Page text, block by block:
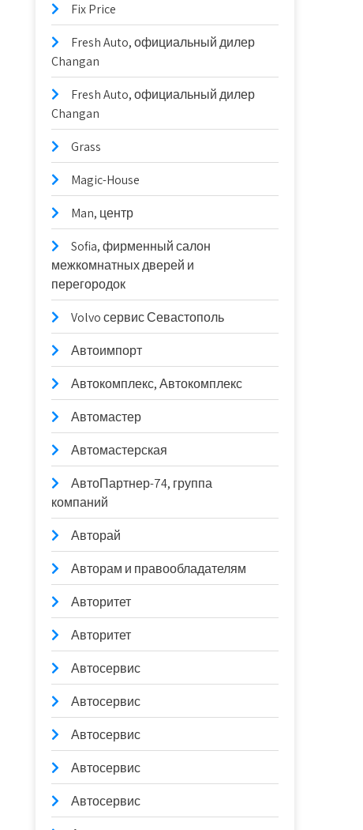
Fix Price
Fresh Auto, официальный дилер
Changan
Fresh Auto, официальный дилер
Changan
Grass
Magic-House
Man, центр
Sofia, фирменный салон
межкомнатных дверей и
перегородок
Volvo сервис Севастополь
Автоимпорт
Автокомплекс, Автокомплекс
Автомастер
Автомастерская
АвтоПартнер-74, группа
компаний
Авторай
Авторам и правообладателям
Авторитет
Авторитет
Автосервис
Автосервис
Автосервис
Автосервис
Автосервис